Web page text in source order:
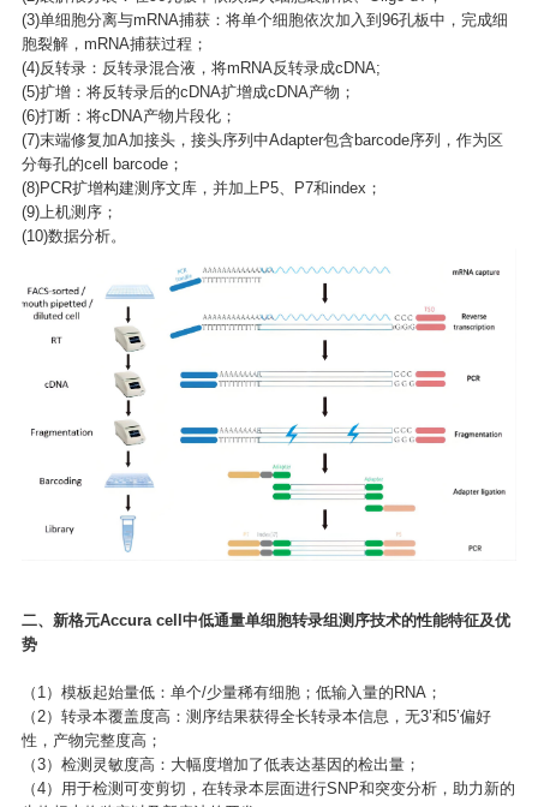
(3)单细胞分离与mRNA捕获：将单个细胞依次加入到96孔板中，完成细
胞裂解，mRNA捕获过程；
(4)反转录：反转录混合液，将mRNA反转录成cDNA;
(5)扩增：将反转录后的cDNA扩增成cDNA产物；
(6)打断：将cDNA产物片段化；
(7)末端修复加A加接头，接头序列中Adapter包含barcode序列，作为区
分每孔的cell barcode；
(8)PCR扩增构建测序文库，并加上P5、P7和index；
(9)上机测序；
(10)数据分析。
二、新格元Accura cell中低通量单细胞转录组测序技术的性能特征及优
势
（1）模板起始量低：单个/少量稀有细胞；低输入量的RNA；
（2）转录本覆盖度高：测序结果获得全长转录本信息，无3’和5’偏好
性，产物完整度高；
（3）检测灵敏度高：大幅度增加了低表达基因的检出量；
（4）用于检测可变剪切，在转录本层面进行SNP和突变分析，助力新的